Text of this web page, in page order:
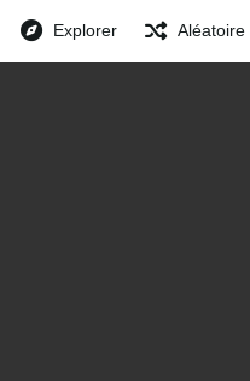
Explorer Aléatoire